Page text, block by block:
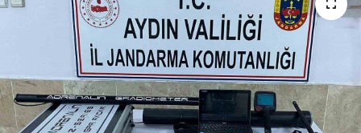
GÜNDEM
HABERDE İNSAN
KÜLTÜR SANAT